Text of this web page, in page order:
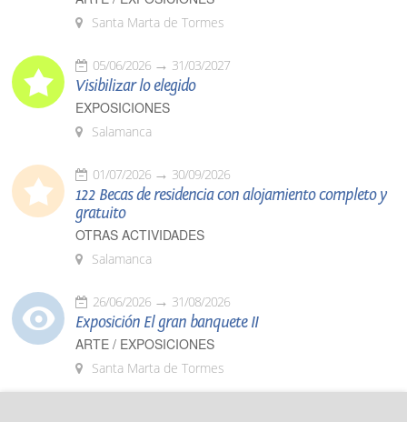
Santa Marta de Tormes
05/06/2026 31/03/2027
Visibilizar lo elegido
EXPOSICIONES
Salamanca
01/07/2026 30/09/2026
122 Becas de residencia con alojamiento completo y
gratuito
OTRAS ACTIVIDADES
Salamanca
26/06/2026 31/08/2026
Exposición El gran banquete II
ARTE / EXPOSICIONES
Santa Marta de Tormes